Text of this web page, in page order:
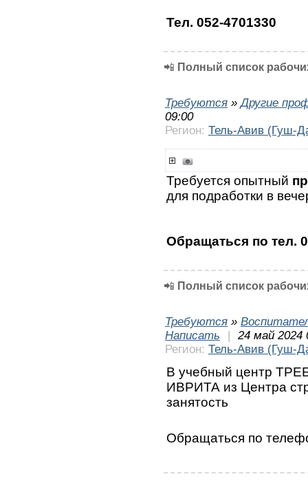
Тел. 052-4701330
📲 Полный список
Требуются »Другие
09:00
Регион: Тель-Авив (Гуш-
Требуется опытный
для подработки в
Обращаться по тел.
📲 Полный список
Требуются »
Написать
|
24 май 2024
Регион: Тель-Авив (Гуш-
В учебный центр
ИВРИТА из Центра
занятость
Обращаться по